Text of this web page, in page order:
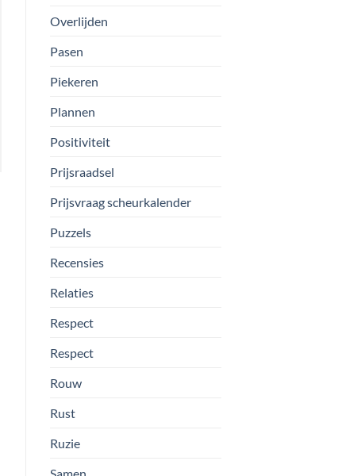
Overlijden
Pasen
Piekeren
Plannen
Positiviteit
Prijsraadsel
Prijsvraag scheurkalender
Puzzels
Recensies
Relaties
Respect
Respect
Rouw
Rust
Ruzie